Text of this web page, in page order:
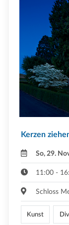
Kerzen
So, 29.
11:00 -
Schloss
Kunst